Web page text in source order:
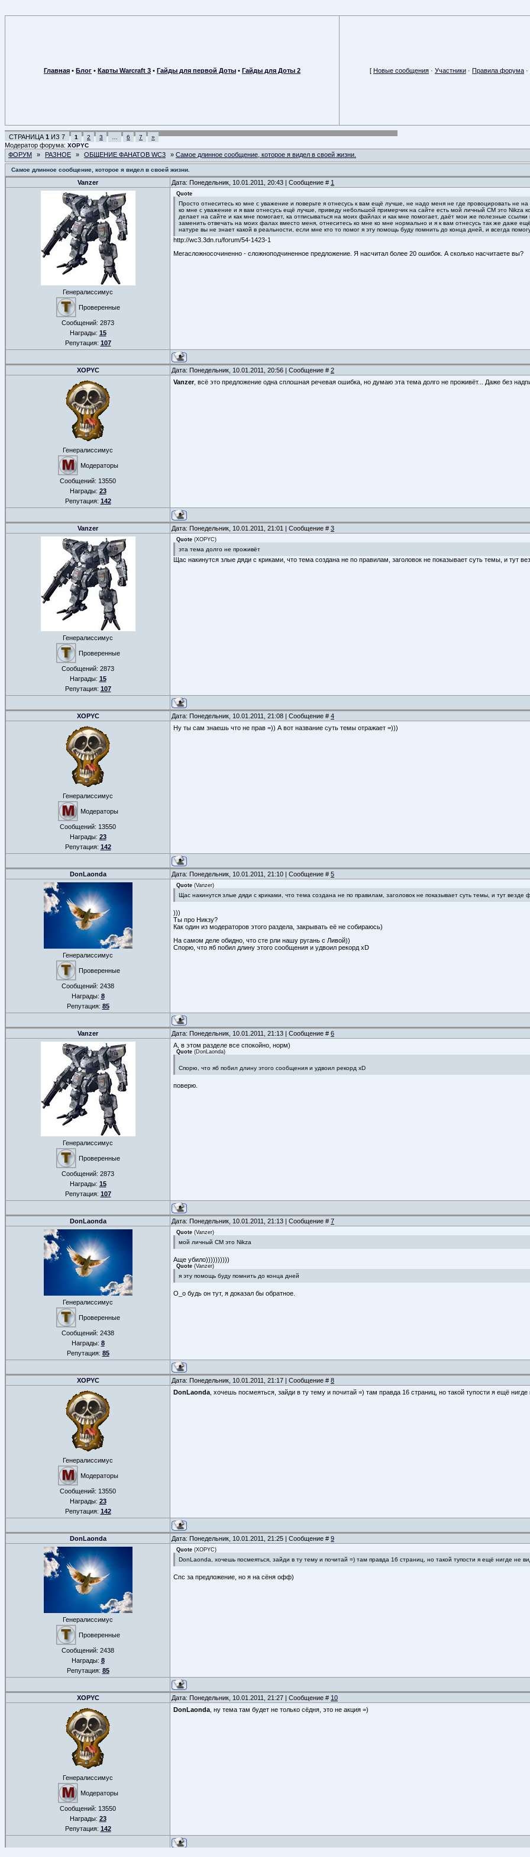
Главная • Блог • Карты Warcraft 3 • Гайды для первой Доты • Гайды для Доты 2 [ Новые сообщения · Участники · Правила форума ·
СТРАНИЦА 1 ИЗ 7 1 2 3 6 7 »
Модератор форума: XOPYC
ФОРУМ » РАЗНОЕ » ОБЩЕНИЕ ФАНАТОВ WC3 » Самое длинное сообщение, которое я видел в своей жизни.
Самое длинное сообщение, которое я видел в своей жизни.
Vanzer Дата: Понедельник, 10.01.2011, 20:43 | Сообщение # 1
Генералиссимус
Проверенные
Сообщений: 2873
Награды: 15
Репутация: 107
Quote
Просто отнеситесь ко мне с уважение и поверьте я отнесусь к вам ещё лучше, не надо меня не где провоцировать не
ко мне с уважение и я вам отнесусь ещё лучше, приведу небольшой примерчик на сайте есть мой личный СМ это Nikza
делает на сайте и как мне помогает, ка отписываться на моих файлах и как мне помогает, даёт мои же полезные
заменить отвечать на моих фалах вместо меня, отнеситесь ко мне ко мне нормально и я к вам отнесусь так же даже
натуре вы не знает какой в реальности, если мне кто то помог я эту помощь буду помнить до конца дней, и всегда
http://wc3.3dn.ru/forum/54-1423-1
Мегасложносочиненно - сложноподчиненное предложение. Я насчитал более 20 ошибок. А сколько насчитаете вы?
XOPYC Дата: Понедельник, 10.01.2011, 20:56 | Сообщение # 2
Генералиссимус
Модераторы
Сообщений: 13550
Награды: 23
Репутация: 142
Vanzer, всё это предложение одна сплошная речевая ошибка, но думаю эта тема долго не проживёт... Даже без
Vanzer Дата: Понедельник, 10.01.2011, 21:01 | Сообщение # 3
Генералиссимус
Проверенные
Сообщений: 2873
Награды: 15
Репутация: 107
Quote (XOPYC)
эта тема долго не проживёт
Щас накинутся злые дяди с криками, что тема создана не по правилам, заголовок не показывает суть темы, и тут
XOPYC Дата: Понедельник, 10.01.2011, 21:08 | Сообщение # 4
Генералиссимус
Модераторы
Сообщений: 13550
Награды: 23
Репутация: 142
Ну ты сам знаешь что не прав =)) А вот название суть темы отражает =)))
DonLaonda Дата: Понедельник, 10.01.2011, 21:10 | Сообщение # 5
Генералиссимус
Проверенные
Сообщений: 2438
Награды: 8
Репутация: 85
Quote (Vanzer)
Щас накинутся злые дяди с криками, что тема создана не по правилам, заголовок не показывает суть темы, и тут везде
)))
Ты про Никзу?
Как один из модераторов этого раздела, закрывать её не собираюсь)
На самом деле обидно, что сте рли нашу ругань с Ливой))
Спорю, что яб побил длину этого сообщения и удвоил рекорд хD
Vanzer Дата: Понедельник, 10.01.2011, 21:13 | Сообщение # 6
Генералиссимус
Проверенные
Сообщений: 2873
Награды: 15
Репутация: 107
А, в этом разделе все спокойно, норм)
Quote (DonLaonda)
Спорю, что яб побил длину этого сообщения и удвоил рекорд хD
поверю.
DonLaonda Дата: Понедельник, 10.01.2011, 21:13 | Сообщение # 7
Генералиссимус
Проверенные
Сообщений: 2438
Награды: 8
Репутация: 85
Quote (Vanzer)
мой личный СМ это Nikza
Аще убило))))))))))
Quote (Vanzer)
я эту помощь буду помнить до конца дней
O_o будь он тут, я доказал бы обратное.
XOPYC Дата: Понедельник, 10.01.2011, 21:17 | Сообщение # 8
Генералиссимус
Модераторы
Сообщений: 13550
Награды: 23
Репутация: 142
DonLaonda , хочешь посмеяться, зайди в ту тему и почитай =) там правда 16 страниц, но такой тупости я ещё
DonLaonda Дата: Понедельник, 10.01.2011, 21:25 | Сообщение # 9
Генералиссимус
Проверенные
Сообщений: 2438
Награды: 8
Репутация: 85
Quote (XOPYC)
DonLaonda, хочешь посмеяться, зайди в ту тему и почитай =) там правда 16 страниц, но такой тупости я ещё нигде не
Спс за предложение, но я на сёня офф)
XOPYC Дата: Понедельник, 10.01.2011, 21:27 | Сообщение # 10
Генералиссимус
Модераторы
Сообщений: 13550
Награды: 23
Репутация: 142
DonLaonda , ну тема там будет не только сёдня, это не акция =)